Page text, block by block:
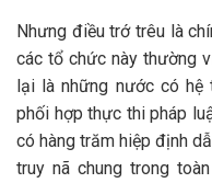
Nhưng điều trớ trêu là
các tổ chức này thường
lại là những nước có hệ
phối hợp thực thi pháp
có hàng trăm hiệp định
truy nã chung trong